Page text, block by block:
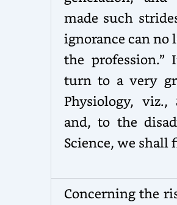
made such
ignorance can no
the profession.”
turn to a very
Physiology, viz.,
and, to the
Science, we shall
Concerning the